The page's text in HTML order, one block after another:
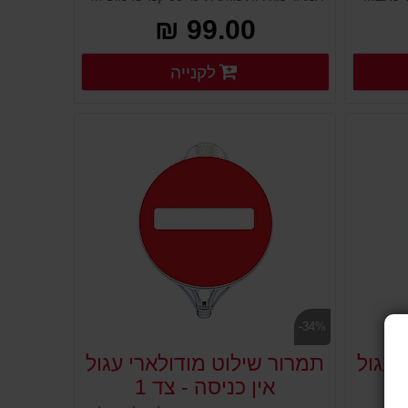
99.00 ₪
פרטים נוספים
לקנייה
עגול
-34%
תמרור שילוט מודולארי עגול
אין כניסה - צד 1